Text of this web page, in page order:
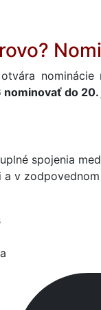
do 20.
spojenia
v